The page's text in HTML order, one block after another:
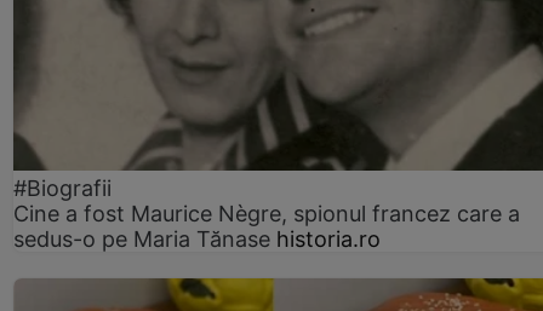
#Biografii
Cine a fost Maurice Nègre, spionul francez care a
sedus-o pe Maria Tănase historia.ro